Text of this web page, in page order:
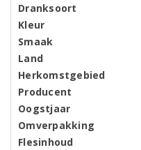
Dranksoort
Kleur
Smaak
Land
Herkomstgebied
Producent
Oogstjaar
Omverpakking
Flesinhoud